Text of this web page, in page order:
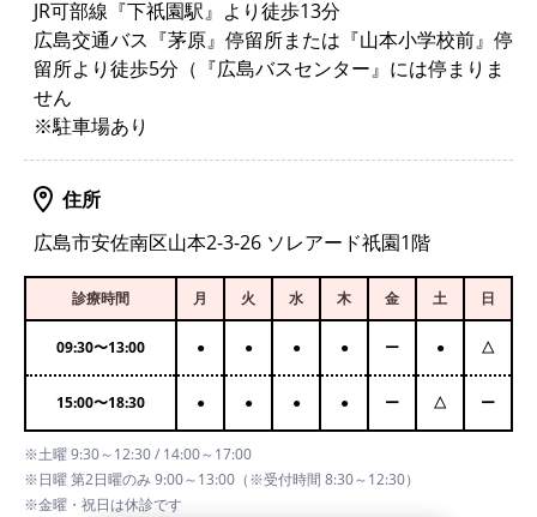
JR可部線『下祇園駅』より徒歩13分
広島交通バス『茅原』停留所または『山本小学校前』停
留所より徒歩5分（『広島バスセンター』には停まりま
せん
※駐車場あり
住所
広島市安佐南区山本2-3-26 ソレアード祇園1階
診療時間 月 火 水 木 金 土 日
09:30〜13:00 ● ● ● ● ー ● △
15:00〜18:30 ● ● ● ● ー △ ー
※土曜 9:30～12:30 / 14:00～17:00
※日曜 第2日曜のみ 9:00～13:00（※受付時間 8:30～12:30）
※金曜・祝日は休診です